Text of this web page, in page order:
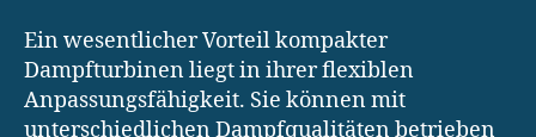
Ein wesentlicher Vorteil kompakter
Dampfturbinen liegt in ihrer flexiblen
Anpassungsfähigkeit. Sie können mit
unterschiedlichen Dampfqualitäten betrieben